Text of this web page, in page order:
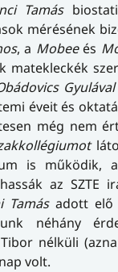
Tamás
mérésének
, a Mobeeés
matekleckék
Gyulával
éveit és
még nem
is működik,
az SZTE
Tamásadott elő
néhány
nélküli
volt.